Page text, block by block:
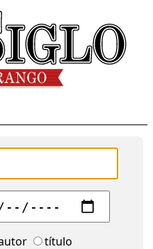
título